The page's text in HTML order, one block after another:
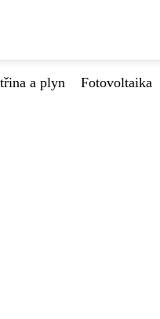
a plyn Fotovoltaika